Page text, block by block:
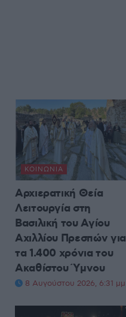
ΚΟΙΝΩΝΊΑ
Αρχιερατική Θεία
Λειτουργία στη
Βασιλική του Αγίου
Αχιλλίου Πρεσπών για
τα 1.400 χρόνια του
Ακαθίστου Ύμνου
8 Αυγούστου 2026, 6:31 μμ